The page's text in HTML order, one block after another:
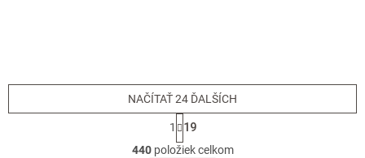
O
NAČÍTAŤ 24 ĎALŠÍCH
S
t
r
1
19
440položiek celkom